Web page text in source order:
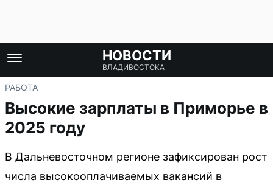
НОВОСТИ
ВЛАДИВОСТОКА
РАБОТА
Высокие зарплаты в Приморье в
2025 году
В Дальневосточном регионе зафиксирован рост
числа высокооплачиваемых вакансий в